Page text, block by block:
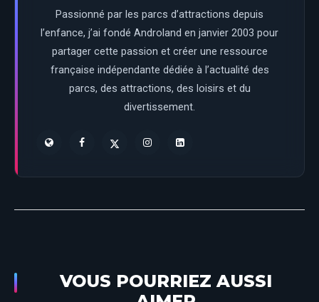
Passionné par les parcs d’attractions depuis
l’enfance, j’ai fondé Androland en janvier 2003 pour
partager cette passion et créer une ressource
française indépendante dédiée à l’actualité des
parcs, des attractions, des loisirs et du
divertissement.
VOUS POURRIEZ AUSSI